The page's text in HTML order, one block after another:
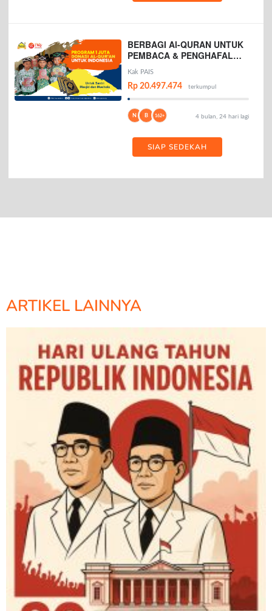
BERBAGI Al-QURAN UNTUK
PEMBACA & PENGHAFAL
AL-QURAN
Kak PAIS
Rp 20.497.474 terkumpul
N B 162+ 4 bulan, 24 hari lagi
SIAP SEDEKAH
ARTIKEL LAINNYA